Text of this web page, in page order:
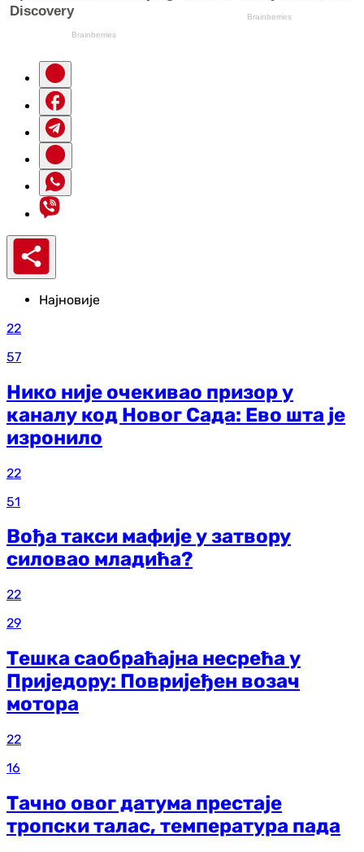
Најновије
22
57
Нико није очекивао призор у
каналу код Новог Сада: Ево шта је
изронило
22
51
Вођа такси мафије у затвору
силовао младића?
22
29
Тешка саобраћајна несрећа у
Приједору: Повријеђен возач
мотора
22
16
Тачно овог датума престаје
тропски талас, температура пада